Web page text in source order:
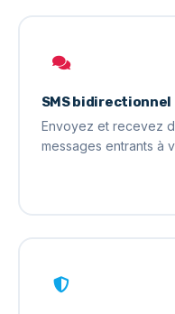
SMS bidirectionnel
Envoyez et recevez
messages entrants à